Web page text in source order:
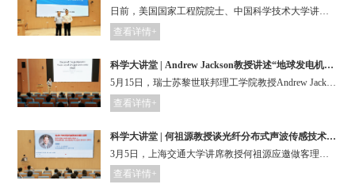
日前，美国国家工程院院士、中国科学技术大学讲席教授张捷应邀做客理学院第194期科学大讲堂，为我校师生带来题为“发展另一个规模化的地球物理学工业”的讲座，分享其在工业化地球物理学领域的研究进展。讲座由中国科学院院士、地球与空间科学系系主任陈晓非主持。
查看详情+
科学大讲堂 | Andrew Jackson教授讲述“地球发电机理论”
5月15日，瑞士苏黎世联邦理工学院教授Andrew Jackson应邀做客理学院第193期科学大讲堂，为我校师生带来题为“地球发电机理论：百年难题与新的机遇”的讲座。此次讲座聚焦地球与行星磁场的起源和演化，系统地介绍了磁流体发电机的理论基础和地球发电机数值模拟的前沿进展。讲座由地球与空间科学系副教授林玉峰主持。
查看详情+
科学大讲堂 | 何祖源教授谈光纤分布式声波传感技术进展与应用
3月5日，上海交通大学讲席教授何祖源应邀做客理学院第184期科学大讲堂，为我校师生带来题为“光纤分布式声波传感技术进展与应用”的报告。讲座由地球与空间科学系副教授孟浩然主持。
查看详情+